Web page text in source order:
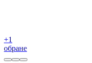
+1
обране